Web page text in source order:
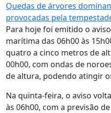
Quedas de árvores
provocadas pela
Para hoje foi emitido o
marítima das 06h00 às
quatro a cinco metros de
00h00, com ondas de
de altura, podendo atingir
Na quinta-feira, o aviso
às 06h00, com a previsão